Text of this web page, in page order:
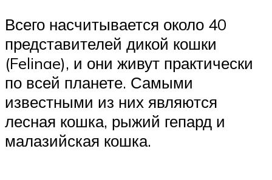
Всего насчитывается около 40
представителей дикой кошки
(Felinae), и они живут практически
по всей планете. Самыми
известными из них являются
лесная кошка, рыжий гепард и
малазийская кошка.